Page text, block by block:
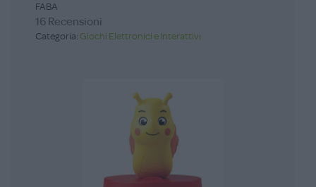
FABA
16 Recensioni
Categoria: Giochi Elettronici e Interattivi